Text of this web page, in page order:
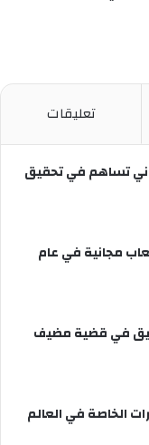
تعليقات
تساهم في تحقيق
على أشهر 10 ألعاب مجانية في عام
في قضية مضيف
الخاصة في العالم